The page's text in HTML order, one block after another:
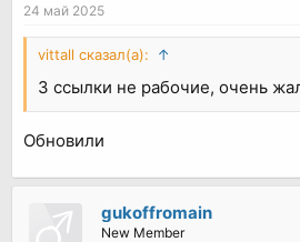
24 май 2025
vittall сказал(а): ↑
3 ссылки не рабочие, очень
Обновили
gukoffromain
New Member